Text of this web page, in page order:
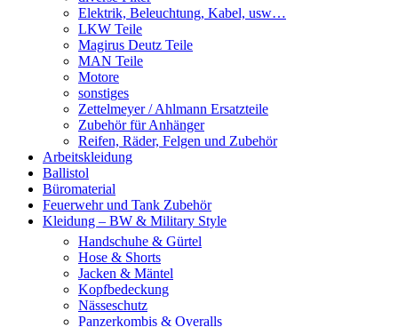
Elektrik, Beleuchtung, Kabel, usw…
LKW Teile
Magirus Deutz Teile
MAN Teile
Motore
sonstiges
Zettelmeyer / Ahlmann Ersatzteile
Zubehör für Anhänger
Reifen, Räder, Felgen und Zubehör
Arbeitskleidung
Ballistol
Büromaterial
Feuerwehr und Tank Zubehör
Kleidung – BW & Military Style
Handschuhe & Gürtel
Hose & Shorts
Jacken & Mäntel
Kopfbedeckung
Nässeschutz
Panzerkombis & Overalls